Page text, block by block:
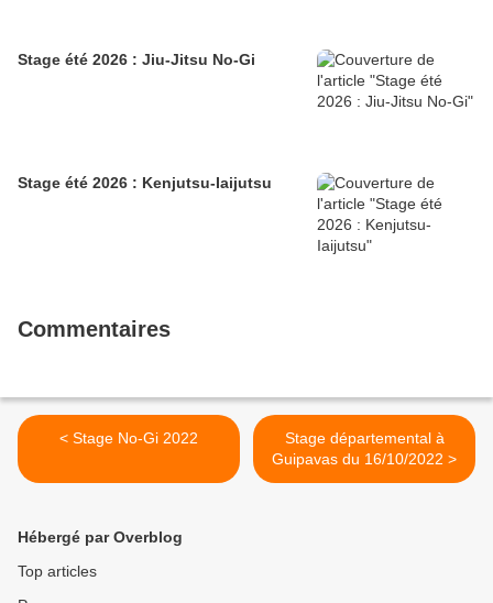
Stage été 2026 : Jiu-Jitsu No-Gi
Stage été 2026 : Kenjutsu-Iaijutsu
Commentaires
< Stage No-Gi 2022
Stage départemental à
Guipavas du 16/10/2022 >
Hébergé par Overblog
Top articles